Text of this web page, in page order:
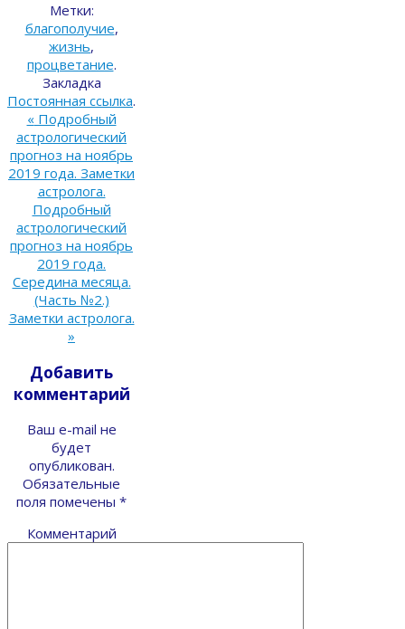
Метки:
благополучие,
жизнь,
процветание.
Закладка
Постоянная ссылка.
«Подробный
астрологический
прогноз на ноябрь
2019 года. Заметки
астролога.
Подробный
астрологический
прогноз на ноябрь
2019 года.
Середина месяца.
(Часть №2.)
Заметки астролога.
»
Добавить
комментарий
Ваш e-mail не
будет
опубликован.
Обязательные
поля помечены *
Комментарий